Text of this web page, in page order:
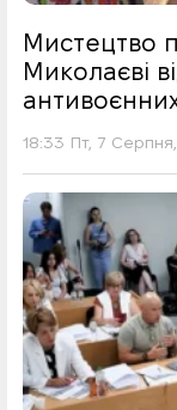
Мистецтво
Миколаєві
18:33 Пт, 7